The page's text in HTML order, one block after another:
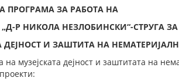
ПРОГРАМА ЗА РАБОТА НА
„Д-Р НИКОЛА НЕЗЛОБИНСКИ“-СТРУГА ЗА
ДЕЈНОСТ И ЗАШТИТА НА
на музејската дејност и заштитата на